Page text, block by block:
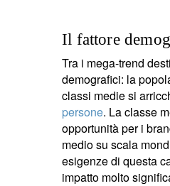
Il fattore
Tra i mega-trend
demografici: la
classi medie si
persone. La classe
opportunità per i
medio su scala
esigenze di questa
impatto molto